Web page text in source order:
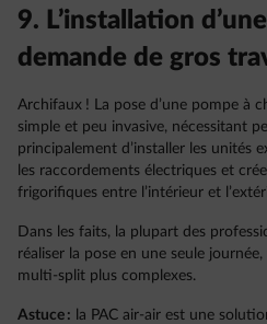
9. L’installation
demande de gros
Archifaux ! La pose d’une pompe à
simple et peu invasive, nécessitant
principalement d’installer les unités
les raccordements électriques et
frigorifiques entre l’intérieur et
Dans les faits, la plupart des
réaliser la pose en une seule
multi-split plus complexes.
Astuce : la PAC air-air est une